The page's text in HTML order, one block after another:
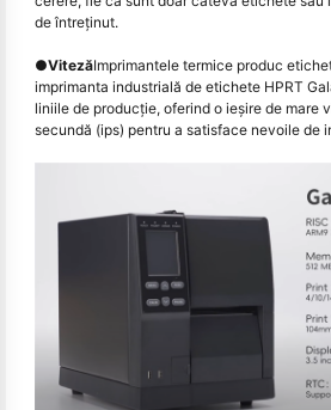
de întreținut.
●VitezăImprimantele termice produc
imprimanta industrială de etichete HPRT
liniile de producție, oferind o ieșire de mare
secundă (ips) pentru a satisface nevoile de